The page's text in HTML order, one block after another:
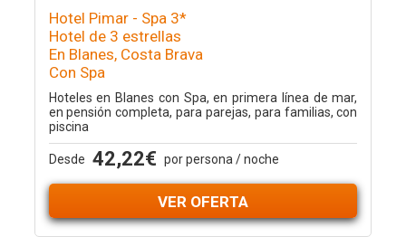
Hotel Pimar - Spa 3*
Hotel de 3 estrellas
En Blanes, Costa Brava
Con Spa
Hoteles en Blanes con Spa, en primera línea de mar,
en pensión completa, para parejas, para familias, con
piscina
Desde 42,22€ por persona / noche
VER OFERTA